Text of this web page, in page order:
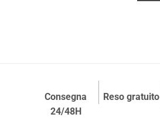
Consegna
24/48H
Reso gratuito